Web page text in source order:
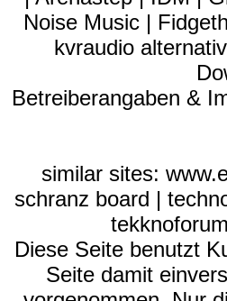
Noise Music |
kvraudio
Betreiberangaben &
similar sites:
schranz board |
Diese Seite benutzt
Seite damit